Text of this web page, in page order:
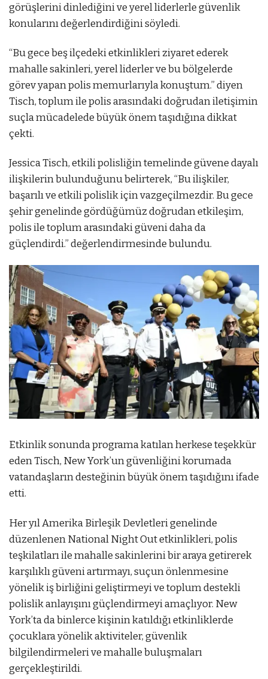
görüşlerini dinlediğini ve yerel liderlerle güvenlik
konularını değerlendirdiğini söyledi.
“Bu gece beş ilçedeki etkinlikleri ziyaret ederek
mahalle sakinleri, yerel liderler ve bu bölgelerde
görev yapan polis memurlarıyla konuştum.” diyen
Tisch, toplum ile polis arasındaki doğrudan iletişimin
suçla mücadelede büyük önem taşıdığına dikkat
çekti.
Jessica Tisch, etkili polisliğin temelinde güvene dayalı
ilişkilerin bulunduğunu belirterek, “Bu ilişkiler,
başarılı ve etkili polislik için vazgeçilmezdir. Bu gece
şehir genelinde gördüğümüz doğrudan etkileşim,
polis ile toplum arasındaki güveni daha da
güçlendirdi.” değerlendirmesinde bulundu.
Etkinlik sonunda programa katılan herkese teşekkür
eden Tisch, New York’un güvenliğini korumada
vatandaşların desteğinin büyük önem taşıdığını ifade
etti.
Her yıl Amerika Birleşik Devletleri genelinde
düzenlenen National Night Out etkinlikleri, polis
teşkilatları ile mahalle sakinlerini bir araya getirerek
karşılıklı güveni artırmayı, suçun önlenmesine
yönelik iş birliğini geliştirmeyi ve toplum destekli
polislik anlayışını güçlendirmeyi amaçlıyor. New
York’ta da binlerce kişinin katıldığı etkinliklerde
çocuklara yönelik aktiviteler, güvenlik
bilgilendirmeleri ve mahalle buluşmaları
gerçekleştirildi.